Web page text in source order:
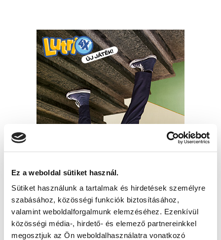
Ez a weboldal sütiket használ.
Sütiket használunk a tartalmak és hirdetések személyre
szabásához, közösségi funkciók biztosításához,
valamint weboldalforgalmunk elemzéséhez. Ezenkívül
közösségi média-, hirdető- és elemező partnereinkkel
megosztjuk az Ön weboldalhasználatra vonatkozó